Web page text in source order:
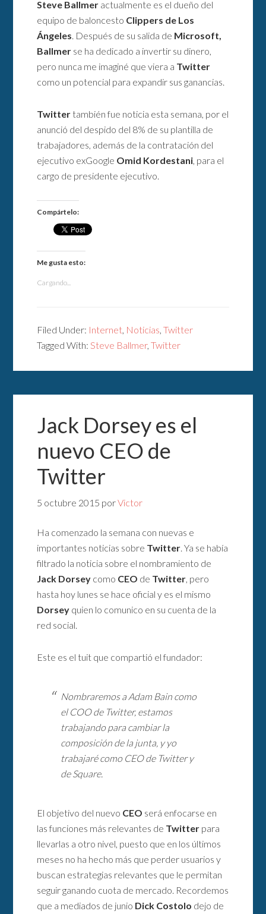
Steve Ballmer actualmente es el dueño del
equipo de baloncesto Clippers de Los
Ángeles. Después de su salida de Microsoft,
Ballmer se ha dedicado a invertir su dinero,
pero nunca me imaginé que viera a Twitter
como un potencial para expandir sus ganancias.
Twitter también fue noticia esta semana, por el
anunció del despido del 8% de su plantilla de
trabajadores, además de la contratación del
ejecutivo exGoogle Omid Kordestani, para el
cargo de presidente ejecutivo.
Compártelo:
Me gusta esto:
Cargando...
Filed Under: Internet, Noticias,Twitter
Tagged With:Steve Ballmer,Twitter
Jack Dorsey es el
nuevo CEO de
Twitter
5 octubre 2015 porVictor
Ha comenzado la semana con nuevas e
importantes noticias sobre Twitter. Ya se había
filtrado la noticia sobre el nombramiento de
Jack Dorsey como CEO de Twitter, pero
hasta hoy lunes se hace oficial y es el mismo
Dorsey quien lo comunico en su cuenta de la
red social.
Este es el tuit que compartió el fundador:
Nombraremos a Adam Bain como
el COO de Twitter, estamos
trabajando para cambiar la
composición de la junta, y yo
trabajaré como CEO de Twitter y
de Square.
El objetivo del nuevo CEO será enfocarse en
las funciones más relevantes de Twitter para
llevarlas a otro nivel, puesto que en los últimos
meses no ha hecho más que perder usuarios y
buscan estrategias relevantes que le permitan
seguir ganando cuota de mercado. Recordemos
que a mediados de junio Dick Costolo dejo de